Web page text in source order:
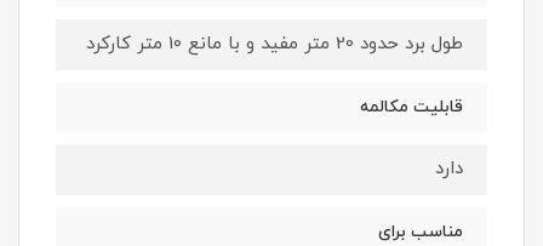
طول برد حدود 20 متر مفید و با مانع 10 متر کارکرد
قابلیت مکالمه
دارد
مناسب برای